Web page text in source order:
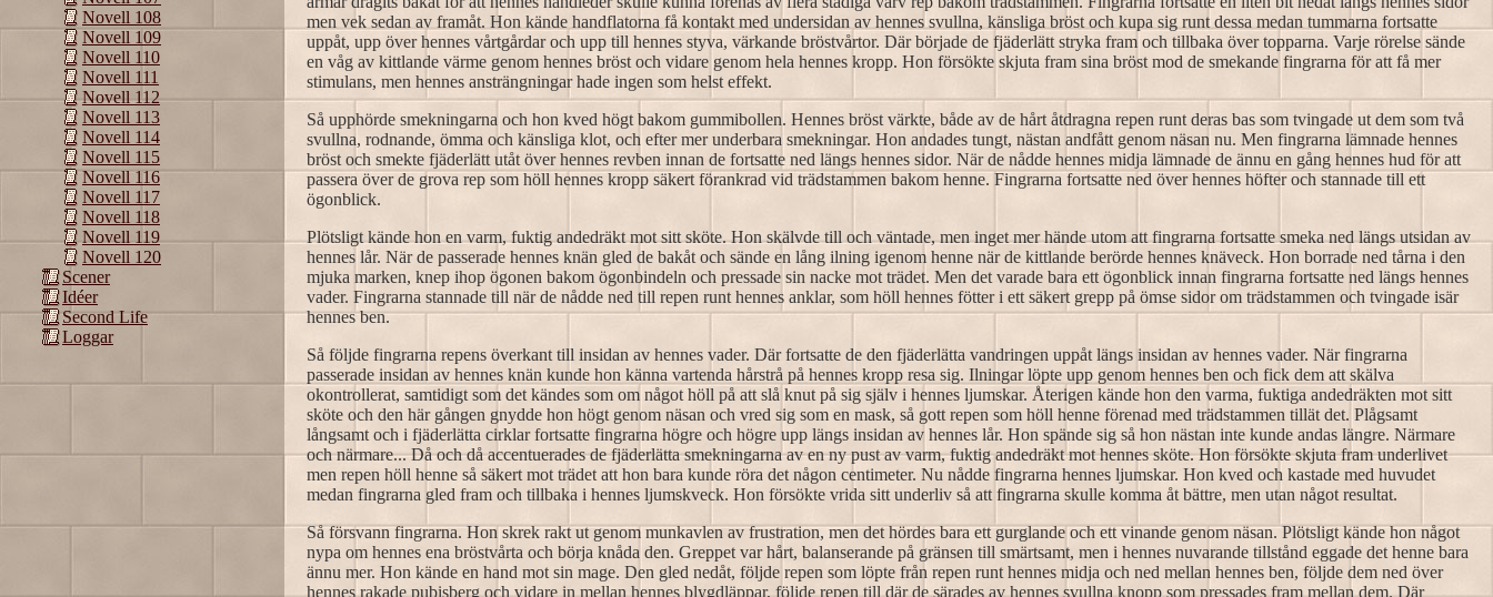
Novell 108
Novell 109
Novell 110
Novell 111
Novell 112
Novell 113
Novell 114
Novell 115
Novell 116
Novell 117
Novell 118
Novell 119
Novell 120
Scener
Idéer
Second Life
Loggar
men vek sedan av framåt. Hon kände handflatorna få kontakt med undersidan av hennes svullna, känsliga bröst och kupa sig runt dessa medan tummarna fortsatte
uppåt, upp över hennes vårtgårdar och upp till hennes styva, värkande bröstvårtor. Där började de fjäderlätt stryka fram och tillbaka över topparna. Varje rörelse sände
en våg av kittlande värme genom hennes bröst och vidare genom hela hennes kropp. Hon försökte skjuta fram sina bröst mod de smekande fingrarna för att få mer
stimulans, men hennes ansträngningar hade ingen som helst effekt.
Så upphörde smekningarna och hon kved högt bakom gummibollen. Hennes bröst värkte, både av de hårt åtdragna repen runt deras bas som tvingade ut dem som två
svullna, rodnande, ömma och känsliga klot, och efter mer underbara smekningar. Hon andades tungt, nästan andfått genom näsan nu. Men fingrarna lämnade hennes
bröst och smekte fjäderlätt utåt över hennes revben innan de fortsatte ned längs hennes sidor. När de nådde hennes midja lämnade de ännu en gång hennes hud för att
passera över de grova rep som höll hennes kropp säkert förankrad vid trädstammen bakom henne. Fingrarna fortsatte ned över hennes höfter och stannade till ett
ögonblick.
Plötsligt kände hon en varm, fuktig andedräkt mot sitt sköte. Hon skälvde till och väntade, men inget mer hände utom att fingrarna fortsatte smeka ned längs utsidan av
hennes lår. När de passerade hennes knän gled de bakåt och sände en lång ilning igenom henne när de kittlande berörde hennes knäveck. Hon borrade ned tårna i den
mjuka marken, knep ihop ögonen bakom ögonbindeln och pressade sin nacke mot trädet. Men det varade bara ett ögonblick innan fingrarna fortsatte ned längs hennes
vader. Fingrarna stannade till när de nådde ned till repen runt hennes anklar, som höll hennes fötter i ett säkert grepp på ömse sidor om trädstammen och tvingade isär
hennes ben.
Så följde fingrarna repens överkant till insidan av hennes vader. Där fortsatte de den fjäderlätta vandringen uppåt längs insidan av hennes vader. När fingrarna
passerade insidan av hennes knän kunde hon känna vartenda hårstrå på hennes kropp resa sig. Ilningar löpte upp genom hennes ben och fick dem att skälva
okontrollerat, samtidigt som det kändes som om något höll på att slå knut på sig själv i hennes ljumskar. Återigen kände hon den varma, fuktiga andedräkten mot sitt
sköte och den här gången gnydde hon högt genom näsan och vred sig som en mask, så gott repen som höll henne förenad med trädstammen tillät det. Plågsamt
långsamt och i fjäderlätta cirklar fortsatte fingrarna högre och högre upp längs insidan av hennes lår. Hon spände sig så hon nästan inte kunde andas längre. Närmare
och närmare... Då och då accentuerades de fjäderlätta smekningarna av en ny pust av varm, fuktig andedräkt mot hennes sköte. Hon försökte skjuta fram underlivet
men repen höll henne så säkert mot trädet att hon bara kunde röra det någon centimeter. Nu nådde fingrarna hennes ljumskar. Hon kved och kastade med huvudet
medan fingrarna gled fram och tillbaka i hennes ljumskveck. Hon försökte vrida sitt underliv så att fingrarna skulle komma åt bättre, men utan något resultat.
Så försvann fingrarna. Hon skrek rakt ut genom munkavlen av frustration, men det hördes bara ett gurglande och ett vinande genom näsan. Plötsligt kände hon något
nypa om hennes ena bröstvårta och börja knåda den. Greppet var hårt, balanserande på gränsen till smärtsamt, men i hennes nuvarande tillstånd eggade det henne bara
ännu mer. Hon kände en hand mot sin mage. Den gled nedåt, följde repen som löpte från repen runt hennes midja och ned mellan hennes ben, följde dem ned över
hennes rakade pubisberg och vidare in mellan hennes blygdläppar, följde repen till där de särades av hennes svullna knopp som pressades fram mellan dem. Där